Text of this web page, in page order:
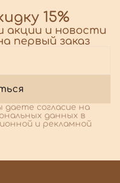
15%
акции и новости
первый заказ
даете согласие на
данных в
и рекламной